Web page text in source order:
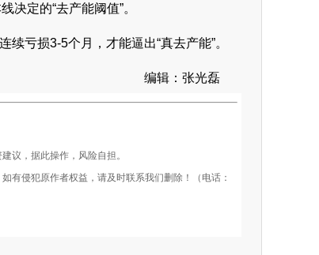
定的“去产能阈值”。
亏损3-5个月，才能逼出“真去产能”。
编辑：张光磊
，据此操作，风险自担。
侵犯原作者权益，请及时联系我们删除！（电话：